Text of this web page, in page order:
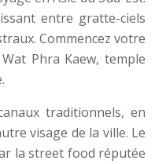
entre gratte-ciels
Commencez votre
Phra Kaew, temple
traditionnels, en
visage de la ville. Le
la street food réputée